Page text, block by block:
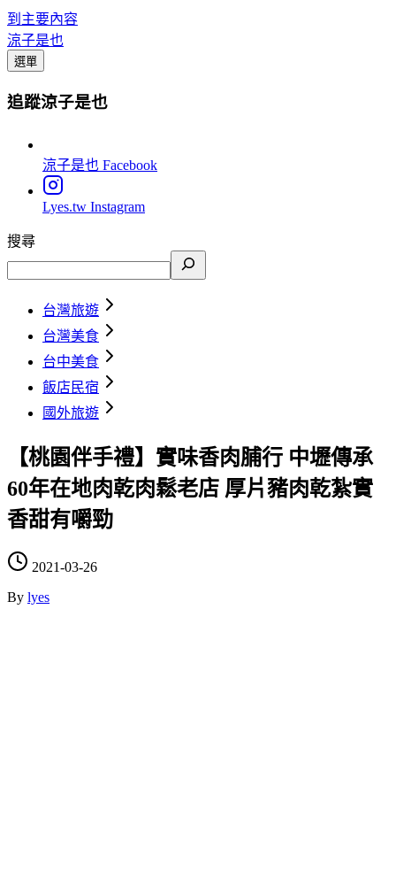
到主要內容
涼子是也
選單
追蹤涼子是也
涼子是也 Facebook
Lyes.tw Instagram
搜尋
台灣旅遊
台灣美食
台中美食
飯店民宿
國外旅遊
【桃園伴手禮】實味香肉脯行 中壢傳承
60年在地肉乾肉鬆老店 厚片豬肉乾紮實
香甜有嚼勁
2021-03-26
By lyes